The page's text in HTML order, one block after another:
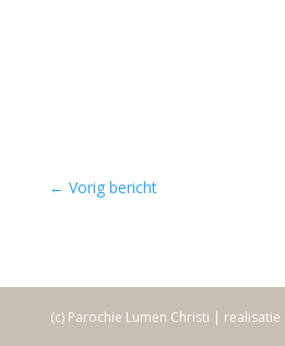
← Vorig bericht
(c) Parochie Lumen Christi | realisatie